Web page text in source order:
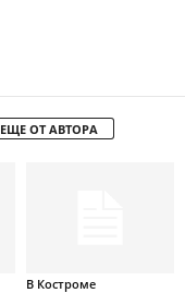
ЕЩЕ ОТ АВТОРА
В Костроме